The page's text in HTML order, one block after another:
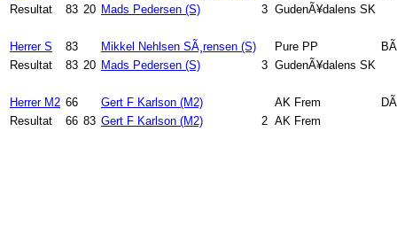
Resultat
83 20 Mads Pedersen (S) 3 GudenÃ¥dalens SK
Herrer S 83 Mikkel Nehlsen SÃ¸rensen (S) Pure PP
Resultat
83 20 Mads Pedersen (S) 3 GudenÃ¥dalens SK
Herrer M2 66 Gert F Karlson (M2) AK Frem
Resultat
66 83 Gert F Karlson (M2) 2 AK Frem